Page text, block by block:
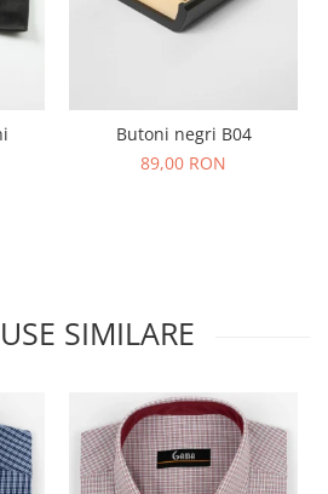
Butoni negri B04
89,00 RON
SIMILARE